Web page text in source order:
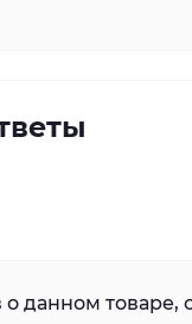
данном товаре,